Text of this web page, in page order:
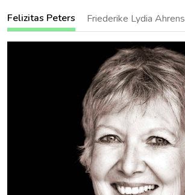
Felizitas Peters Friederike Lydia Ahrens